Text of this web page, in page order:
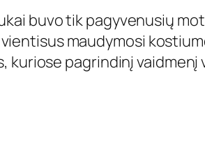
buvo tik pagyvenusių
maudymosi
pagrindinį